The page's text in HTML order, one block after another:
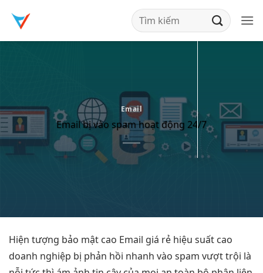
qua
nội
Email
Email bị vào spam hoạt động 24/7
Hiện tượng bảo mật cao Email giá rẻ hiệu suất cao
doanh nghiệp bị phản hồi nhanh vào spam vượt trội là